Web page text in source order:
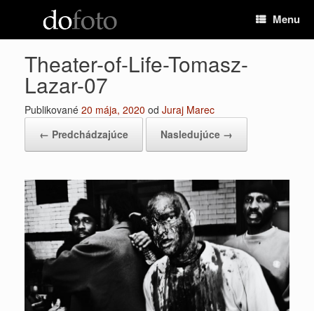
Menu
Theater-of-Life-Tomasz-
Lazar-07
Publikované 20 mája, 2020 od Juraj Marec
← Predchádzajúce
Nasledujúce →